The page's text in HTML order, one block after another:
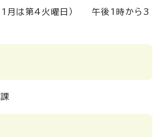
1月は第4火曜日） 午後1時から3